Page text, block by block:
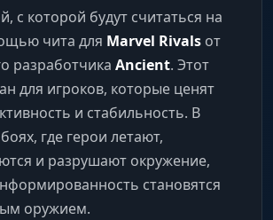
с которой будут считаться на
чита для Marvel Rivals от
разработчика Ancient. Этот
для игроков, которые ценят
и стабильность. В
где герои летают,
и разрушают окружение,
становятся
оружием.